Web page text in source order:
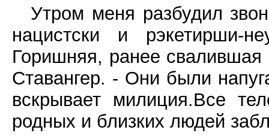
Утром меня разбудил
нацистски и рэкетирши-
Горишняя, ранее свалившая
Ставангер. - Они были
вскрывает милиция.Все
родных и близких людей